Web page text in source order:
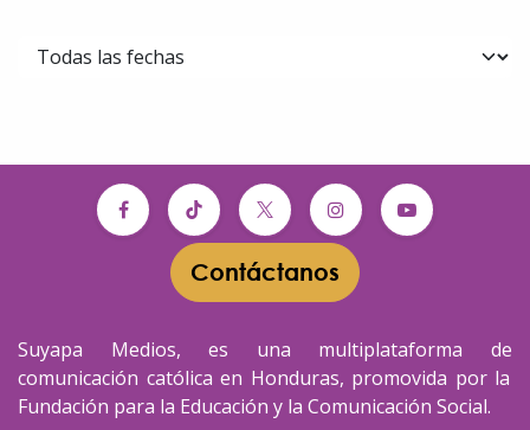
Contáctanos​​
Suyapa Medios, es una multiplataforma de
comunicación católica en Honduras, promovida por la
Fundación para la Educación y la Comunicación Social.